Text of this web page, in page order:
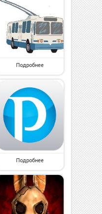
Подробнее
Подробнее